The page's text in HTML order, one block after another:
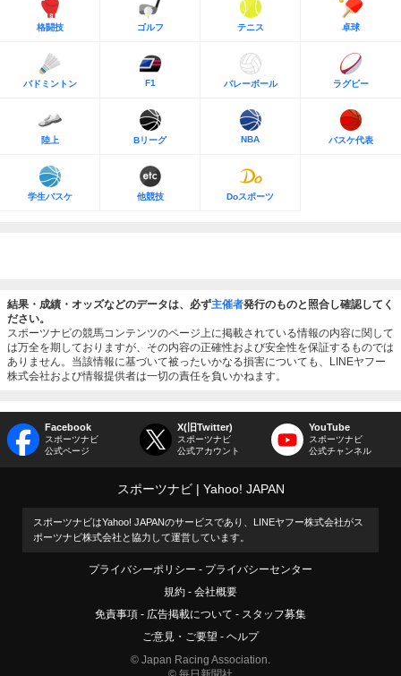
格闘技 ゴルフ テニス 卓球
バドミントン F1 バレーボール ラグビー
陸上 Bリーグ NBA バスケ代表
学生バスケ 他競技 Doスポーツ
結果・成績・オッズなどのデータは、必ず主催者発行のものと照合し確認してく
ださい。
スポーツナビの競馬コンテンツのページ上に掲載されている情報の内容に関して
は万全を期しておりますが、その内容の正確性および安全性を保証するものでは
ありません。当該情報に基づいて被ったいかなる損害についても、LINEヤフー
株式会社および情報提供者は一切の責任を負いかねます。
Facebook
スポーツナビ
公式ページ
X(旧Twitter)
スポーツナビ
公式アカウント
YouTube
スポーツナビ
公式チャンネル
スポーツナビ Yahoo! JAPAN
スポーツナビはYahoo! JAPANのサービスであり、LINEヤフー株式会社がス
ポーツナビ株式会社と協力して運営しています。
プライバシーポリシー
プライバシーセンター
規約
会社概要
免責事項
広告掲載について
スタッフ募集
ご意見・ご要望
ヘルプ
© Japan Racing Association.